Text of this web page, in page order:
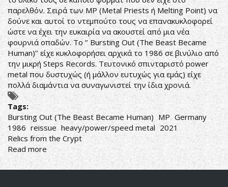
παρελθόν. Σειρά των MP (Metal Priests ή Melting Point) να
δούνε και αυτοί το ντεμπούτο τους να επανακυκλοφορεί
ώστε να έχει την ευκαιρία να ακουστεί από μια νέα
φουρνιά οπαδών. Το ‘’ Bursting Out (The Beast Became
Human)’’ είχε κυκλοφορήσει αρχικά το 1986 σε βινύλιο από
την μικρή Steps Records. Τευτονικό σπινταριστό power
metal που δυστυχώς (ή μάλλον ευτυχώς για εμάς) είχε
πολλά διαμάντια να συναγωνιστεί την ίδια χρονιά.
Tags:
Bursting Out (The Beast Became Human) MP Germany
1986 reissue heavy/power/speed metal 2021
Relics from the Crypt
Read more about
MP-
Bursting